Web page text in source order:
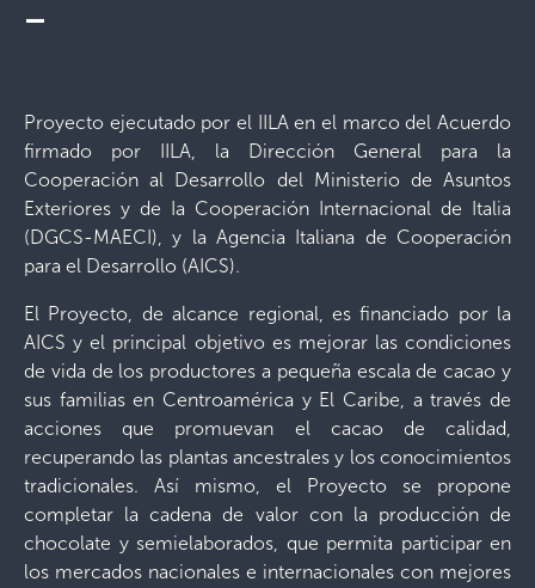
–
Proyecto ejecutado por el IILA en el marco del Acuerdo
firmado por IILA, la Dirección General para la
Cooperación al Desarrollo del Ministerio de Asuntos
Exteriores y de Ia Cooperación Internacional de Italia
(DGCS-MAECI), y la Agencia Italiana de Cooperación
para el Desarrollo (AICS).
El Proyecto, de alcance regional, es financiado por la
AICS y el principal objetivo es mejorar las condiciones
de vida de los productores a pequeña escala de cacao y
sus familias en Centroamérica y El Caribe, a través de
acciones que promuevan el cacao de calidad,
recuperando las plantas ancestrales y los conocimientos
tradicionales. Así mismo, el Proyecto se propone
completar la cadena de valor con la producción de
chocolate y semielaborados, que permita participar en
los mercados nacionales e internacionales con mejores